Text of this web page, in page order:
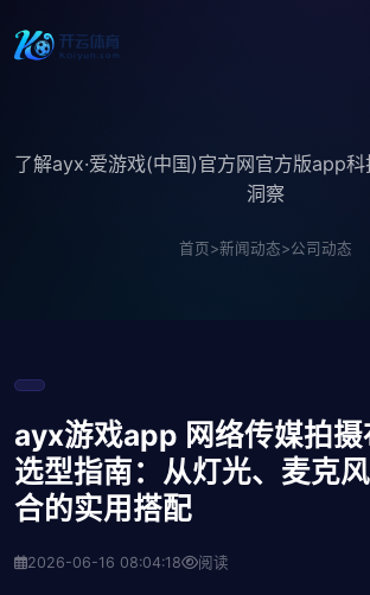
了解ayx·爱游戏(中国)官方网官方版app
洞察
首页>新闻动态>公司动态
ayx游戏app 网络传媒拍
选型指南：从灯光、麦克
合的实用搭配
2026-06-16 08:04:18 阅读